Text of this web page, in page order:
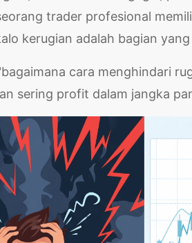
trader profesional
kerugian adalah bagian
cara menghindari
sering profit dalam jangka